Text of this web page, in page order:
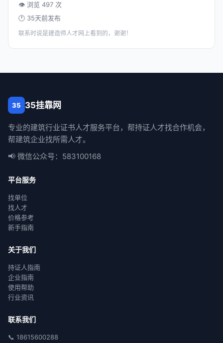
👁 浏览 497 次
🕐 35天前发布
联系时说是建造师人才网上看到的，谢谢！
35 35挂靠网
专业的建筑行业证书人才服务平台，帮持证人才找合作机会，
帮建筑企业找所需人才。
📢 微信公众号：583100168
平台服务
找单位
找人才
价格参考
新手指南
关于我们
持证人指南
企业指南
使用帮助
行业资讯
联系我们
📞 18615600288